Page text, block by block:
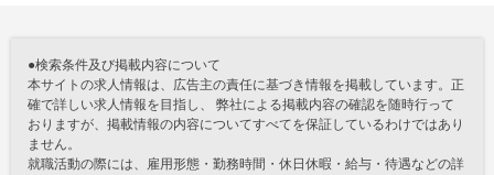
●検索条件及び掲載内容について
本サイトの求人情報は、広告主の責任に基づき情報を掲載しています。正
確で詳しい求人情報を目指し、 弊社による掲載内容の確認を随時行って
おりますが、掲載情報の内容についてすべてを保証しているわけではあり
ません。
就職活動の際には、雇用形態・勤務時間・休日休暇・給与・待遇などの詳